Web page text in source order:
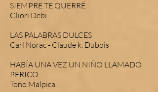
SIEMPRE TE QUERRÉ
Gliori Debi
LAS PALABRAS DULCES
Carl Norac - Claude k. Dubois
HABÍA UNA VEZ UN NIÑO LLAMADO
PERICO
Toño Malpica